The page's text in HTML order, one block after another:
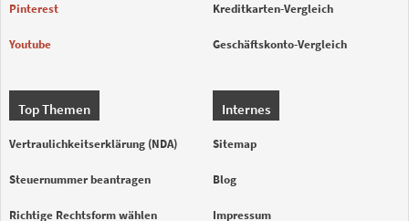
Pinterest
Youtube
Kreditkarten-Vergleich
Geschäftskonto-Vergleich
Top Themen
Vertraulichkeitserklärung (NDA)
Steuernummer beantragen
Richtige Rechtsform wählen
Internes
Sitemap
Blog
Impressum